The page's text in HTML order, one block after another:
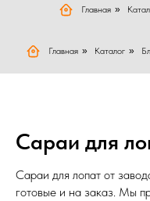
Главная »
Главная » Каталог »
Сараи для
Сараи для лопат от
готовые и на заказ. Мы